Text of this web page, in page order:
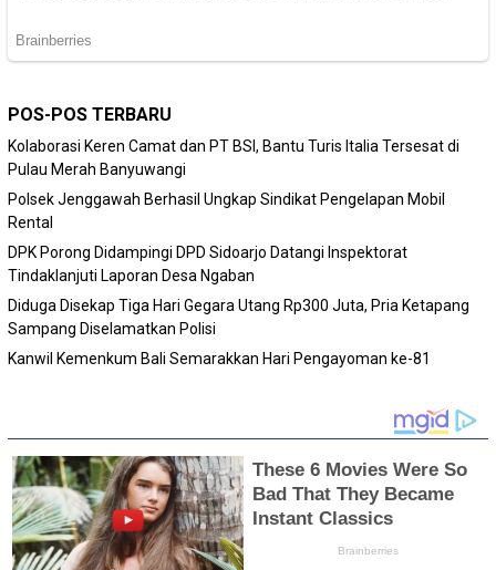
POS-POS TERBARU
Kolaborasi Keren Camat dan PT BSI, Bantu Turis Italia Tersesat di
Pulau Merah Banyuwangi
Polsek Jenggawah Berhasil Ungkap Sindikat Pengelapan Mobil
Rental
DPK Porong Didampingi DPD Sidoarjo Datangi Inspektorat
Tindaklanjuti Laporan Desa Ngaban
Diduga Disekap Tiga Hari Gegara Utang Rp300 Juta, Pria Ketapang
Sampang Diselamatkan Polisi
Kanwil Kemenkum Bali Semarakkan Hari Pengayoman ke-81